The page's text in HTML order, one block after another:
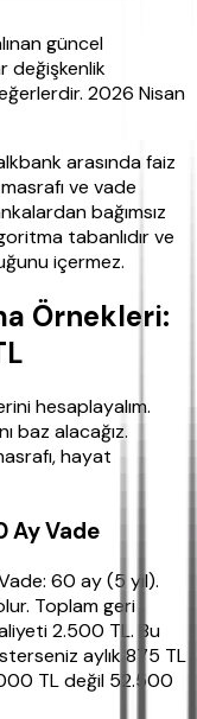
güncel
değişkenlik
2026 Nisan
arasında faiz
ve vade
bağımsız
tabanlıdır ve
içermez.
Örnekleri:
hesaplayalım.
baz alacağız.
hayat
Ay Vade
60 ay (5 yıl).
Toplam geri
2.500 TL. Bu
aylık 875 TL
TL değil 52.500